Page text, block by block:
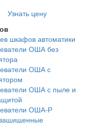
Узнать цену
шкафов автоматики
ОША без
ОША с
ОША с пыле и
ОША-Р